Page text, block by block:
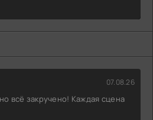
07.08.26
всё закручено! Каждая сцена